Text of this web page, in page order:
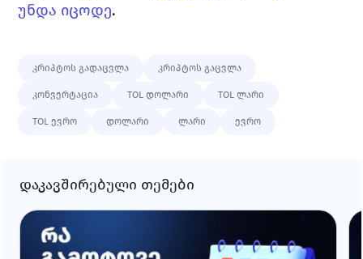
უნდა იცოდე.
კრიპტოს გადაცვლა კრიპტოს გაცვლა
კონვერტაცია TOL დოლარი TOL ლარი
TOL ევრო დოლარი ლარი ევრო
დაკავშირებული თემები